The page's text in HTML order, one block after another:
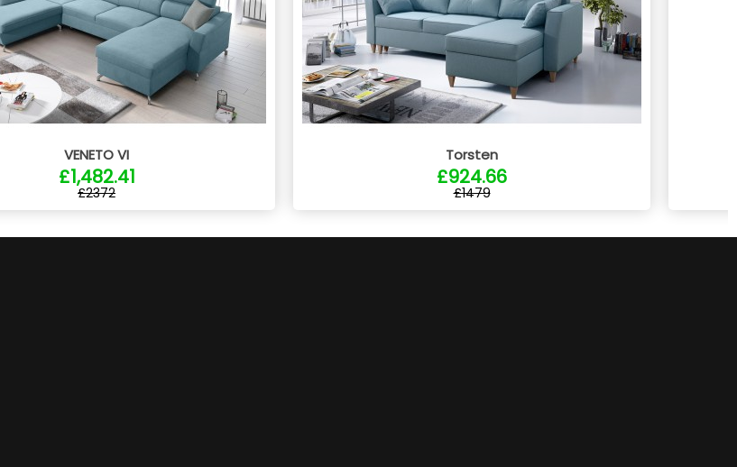
VENETO VI
£1,482.41
£2372
Torsten
£924.66
£1479